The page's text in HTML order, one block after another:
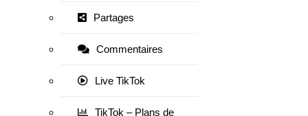
Partages
Commentaires
Live TikTok
TikTok – Plans de